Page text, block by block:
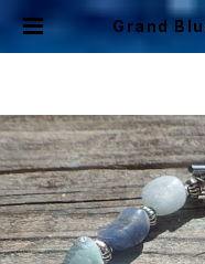
Grand
カルセドニ